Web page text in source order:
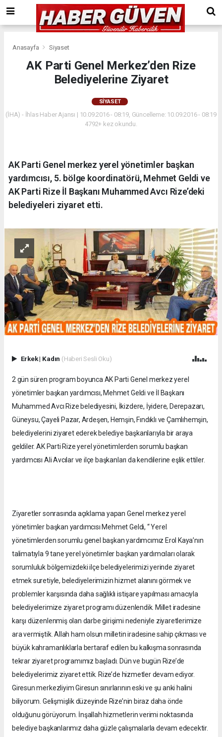
Anasayfa Siyaset
AK Parti Genel Merkez’den Rize
Belediyelerine Ziyaret
SIYASET
(İHA) - İhlas Haber Ajansı | 10.09.2016 - 08:19, Güncelleme: 10.09.2016 - 08:19
4792+ kez okundu.
AK Parti Genel merkez yerel yönetimler başkan
yardımcısı, 5. bölge koordinatörü, Mehmet Geldi ve
AK Parti Rize İl Başkanı Muhammed Avcı Rize’deki
belediyeleri ziyaret etti.
Erkek| Kadın (Haberi Sesli Oku)
2 gün süren program boyunca AK Parti Genel merkez yerel
yönetimler başkan yardımcısı, Mehmet Geldi ve İl Başkanı
Muhammed Avcı Rize belediyesini, İkizdere, İyidere, Derepazarı,
Güneysu, Çayeli Pazar, Ardeşen, Hemşin, Fındıklı ve Çamlıhemşin,
belediyelerini ziyaret ederek belediye başkanlarıyla bir araya
geldiler. AK Parti Rize yerel yönetimlerden sorumlu başkan
yardımcısı Ali Avcılar ve ilçe başkanları da kendilerine eşlik ettiler.
Ziyaretler sonrasında açıklama yapan Genel merkez yerel
yönetimler başkan yardımcısı Mehmet Geldi, “ Yerel
yönetimlerden sorumlu genel başkan yardımcımız Erol Kaya’nın
talimatıyla 9 tane yerel yönetimler başkan yardımcıları olarak
sorumluluk bölgemizdeki ilçe belediyelerimizi yerinde ziyaret
etmek suretiyle, belediyelerimizin hizmet alanını görmek ve
problemler karşısında daha sağlıklı istişare yapılması amacıyla
belediyelerimize ziyaret programı düzenlendik. Millet iradesine
karşı düzenlenmiş olan darbe girişimi nedeniyle ziyaretlerimize
ara vermiştik. Allah ham olsun milletin iradesine sahip çıkması ve
büyük kahramanlıklarla bertaraf edilen bu kalkışma sonrasında
tekrar ziyaret programımız başladı. Dün ve bugün Rize’de
belediyelerimiz ziyaret ettik. Rize’de hizmetler devam ediyor.
Giresun merkezliyim Giresun sınırlarının eski ve şu anki halini
biliyorum. Gelişmişlik düzeyinde Rize’nin biraz daha önde
olduğunu görüyorum. İnşallah hizmetlerin verimi noktasında
belediye başkanlarımız daha güzle çalışmalarla devam edecektir.